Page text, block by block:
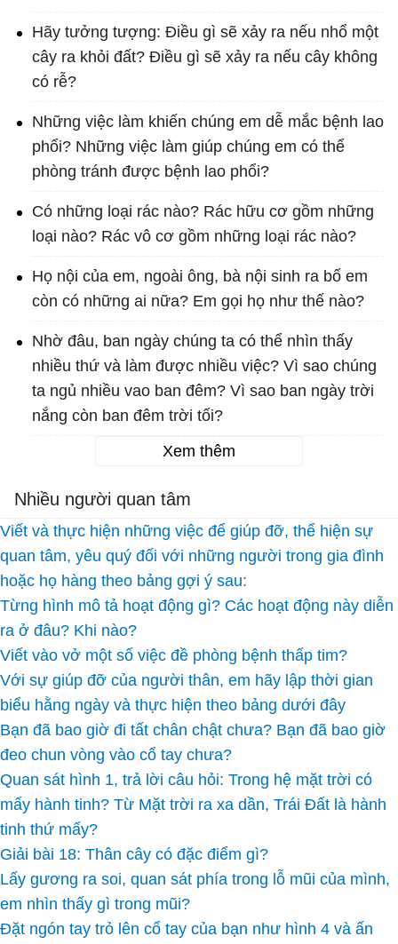
Hãy tưởng tượng: Điều gì sẽ xảy ra nếu nhổ một
cây ra khỏi đất? Điều gì sẽ xảy ra nếu cây không
có rễ?
Những việc làm khiến chúng em dễ mắc bệnh lao
phổi? Những việc làm giúp chúng em có thể
phòng tránh được bệnh lao phổi?
Có những loại rác nào? Rác hữu cơ gồm những
loại nào? Rác vô cơ gồm những loại rác nào?
Họ nội của em, ngoài ông, bà nội sinh ra bố em
còn có những ai nữa? Em gọi họ như thế nào?
Nhờ đâu, ban ngày chúng ta có thể nhìn thấy
nhiều thứ và làm được nhiều việc? Vì sao chúng
ta ngủ nhiều vao ban đêm? Vì sao ban ngày trời
nắng còn ban đêm trời tối?
Xem thêm
Nhiều người quan tâm
Viết và thực hiện những việc để giúp đỡ, thể hiện sự
quan tâm, yêu quý đối với những người trong gia đình
hoặc họ hàng theo bảng gợi ý sau:
Từng hình mô tả hoạt động gì? Các hoạt động này diễn
ra ở đâu? Khi nào?
Viết vào vở một số việc đề phòng bệnh thấp tim?
Với sự giúp đỡ của người thân, em hãy lập thời gian
biểu hằng ngày và thực hiện theo bảng dưới đây
Bạn đã bao giờ đi tất chân chật chưa? Bạn đã bao giờ
đeo chun vòng vào cổ tay chưa?
Quan sát hình 1, trả lời câu hỏi: Trong hệ mặt trời có
mấy hành tinh? Từ Mặt trời ra xa dần, Trái Đất là hành
tinh thứ mấy?
Giải bài 18: Thân cây có đặc điểm gì?
Lấy gương ra soi, quan sát phía trong lỗ mũi của mình,
em nhìn thấy gì trong mũi?
Đặt ngón tay trỏ lên cổ tay của bạn như hình 4 và ấn